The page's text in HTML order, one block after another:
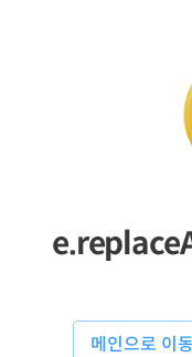
메인으로 이동